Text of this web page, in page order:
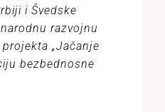
i Švedske
razvojnu
„Jačanje
bezbednosne